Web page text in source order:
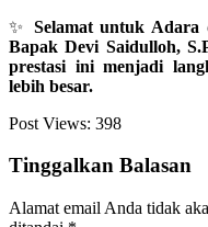
✨ Selamat untuk Adara
Bapak Devi Saidulloh,
prestasi ini menjadi
lebih besar.
Post Views: 398
Tinggalkan Balasan
Alamat email Anda tidak